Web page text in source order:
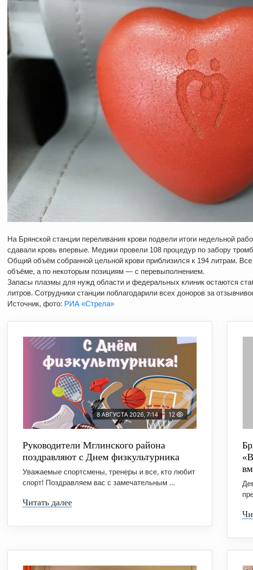
На Брянской станции переливания крови подвели итоги недельной
сдавали кровь впервые. Медики провели 108 процедур по забору
Общий объём собранной цельной крови приблизился к 194 литрам.
объёме, а по некоторым позициям — с перевыполнением.
Запасы плазмы для нужд области и федеральных клиник остаются
литров. Сотрудники станции поблагодарили всех доноров за
Источник, фото: РИА «Стрела»
8 АВГУСТА 2026, 7:14 12
Руководители Мглинского района
поздравляют с Днем физкультурника
Уважаемые спортсмены, тренеры и все, кто любит
спорт! Поздравляем вас с замечательным ...
Читать далее